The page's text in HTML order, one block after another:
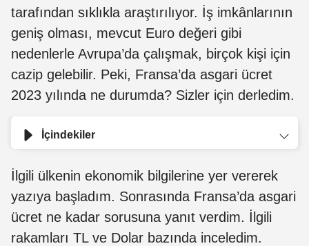
tarafından sıklıkla araştırılıyor. İş imkânlarının
geniş olması, mevcut Euro değeri gibi
nedenlerle Avrupa’da çalışmak, birçok kişi için
cazip gelebilir. Peki, Fransa’da asgari ücret
2023 yılında ne durumda? Sizler için derledim.
İçindekiler
İlgili ülkenin ekonomik bilgilerine yer vererek
yazıya başladım. Sonrasında Fransa’da asgari
ücret ne kadar sorusuna yanıt verdim. İlgili
rakamları TL ve Dolar bazında inceledim.